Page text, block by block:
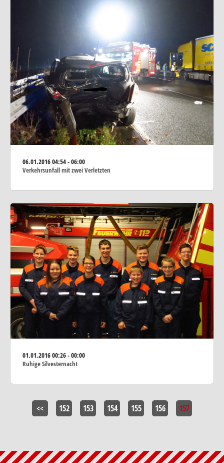
06.01.201604:54 - 06:00
Verkehrsunfall mit zwei Verletzten
01.01.201600:26 - 00:00
Ruhige Silvesternacht
<< 152 153 154 155 156 157